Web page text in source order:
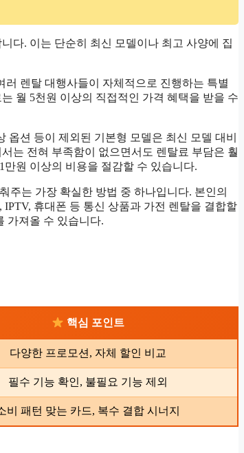
다. 이는 단순히 최신 모델이나 최고 사양에 집
렌탈 대행사들이 자체적으로 진행하는 특별
월 5천원 이상의 직접적인 가격 혜택을 받을 수
옵션 등이 제외된 기본형 모델은 최신 모델 대비
는 전혀 부족함이 없으면서도 렌탈료 부담은 훨
원 이상의 비용을 절감할 수 있습니다.
주는 가장 확실한 방법 중 하나입니다. 본인의
휴대폰 등 통신 상품과 가전 렌탈을 결합할
가져올 수 있습니다.
핵심 포인트
다양한 프로모션, 자체 할인 비교
필수 기능 확인, 불필요 기능 제외
비 패턴 맞는 카드, 복수 결합 시너지